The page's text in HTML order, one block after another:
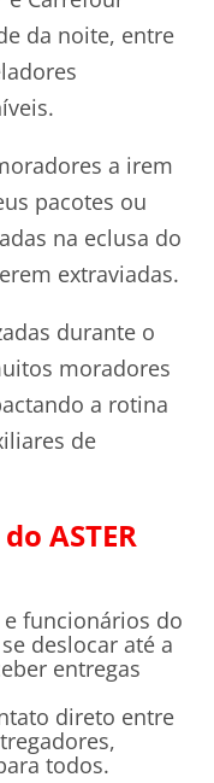
da noite, entre
a irem
pacotes ou
na eclusa do
extraviadas.
durante o
moradores
a rotina
de
ASTER
funcionários do
deslocar até a
entregas
direto entre
todos.